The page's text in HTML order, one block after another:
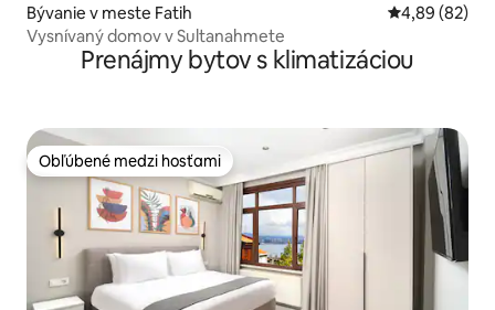
Bývanie v meste Fatih Priemerné
4,89 (82)
Vysnívaný domov v Sultanahmete
Prenájmy bytov s klimatizáciou
Obľúbené medzi hosťami
Obľúbené medzi hosťami